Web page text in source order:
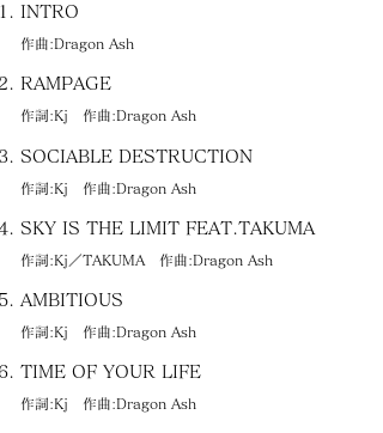
INTRO
作曲:Dragon Ash
RAMPAGE
作詞:Kj 作曲:Dragon Ash
SOCIABLE DESTRUCTION
作詞:Kj 作曲:Dragon Ash
SKY IS THE LIMIT FEAT.TAKUMA
作詞:Kj／TAKUMA 作曲:Dragon Ash
AMBITIOUS
作詞:Kj 作曲:Dragon Ash
TIME OF YOUR LIFE
作詞:Kj 作曲:Dragon Ash